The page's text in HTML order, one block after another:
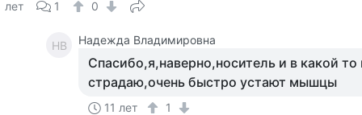
лет 1 0
НВ Надежда Владимировна
Спасибо,я,наверно,носитель и в какой
страдаю,очень быстро устают мышцы
11 лет 1